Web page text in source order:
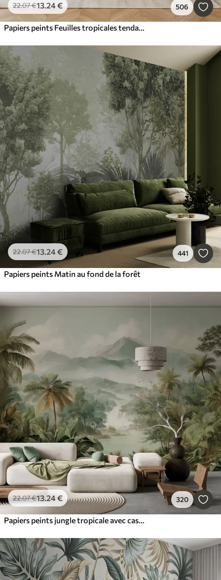
22.07€13.24€ 506
Papiers peints Feuilles tropicales tendance
22.07€13.24€ 441
Papiers peints Matin au fond de la forêt
22.07€13.24€ 320
Papiers peints jungle tropicale avec cascade